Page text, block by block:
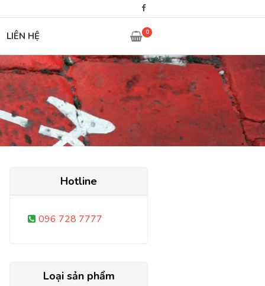
LIÊN HỆ 0
Hotline
096 728 7777
Loại sản phẩm